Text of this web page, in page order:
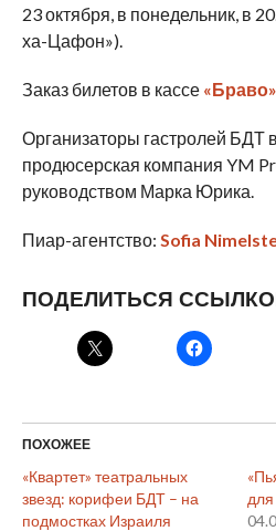
23 октября, в понедельник, в
ха-Цафон»).
Заказ билетов в кассе «Браво»
Организаторы гастролей БДТ
продюсерская компания YM
руководством Марка Юрика.
Пиар-агентство: Sofia
ПОДЕЛИТЬСЯ
ПОХОЖЕЕ
«Квартет» театральных
звезд: корифеи БДТ – на
подмостках Израиля